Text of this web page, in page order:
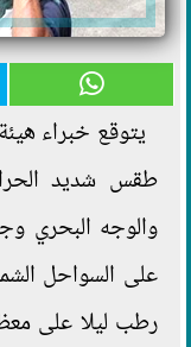
يتوقع خبراء
طقس شديد
والوجه البحري
على السواحل
رطب ليلا على